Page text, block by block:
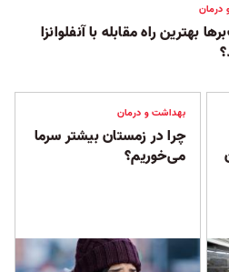
درمان
بهترین راه مقابله با آنفلوانزا
بهداشت و درمان
چرا در زمستان بیشتر سرما
می‌خوریم؟